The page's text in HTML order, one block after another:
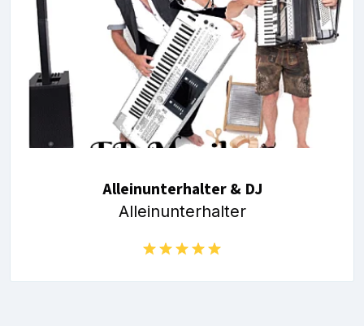
Alleinunterhalter & DJ
Alleinunterhalter